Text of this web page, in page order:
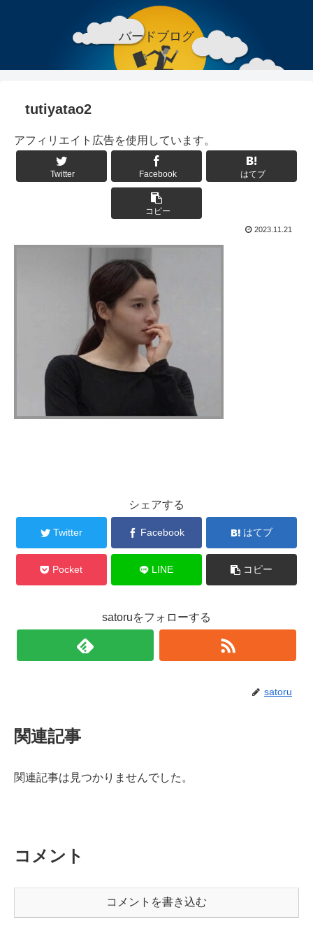
バードブログ
tutiyatao2
アフィリエイト広告を使用しています。
Twitter Facebook はてブ
コピー
2023.11.21
シェアする
Twitter Facebook はてブ
Pocket LINE コピー
satoruをフォローする
satoru
関連記事
関連記事は見つかりませんでした。
コメント
コメントを書き込む